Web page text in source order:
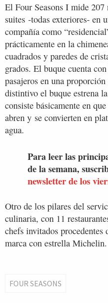
El Four Seasons I mide
suites -todas exteriores- en
compañía como
prácticamente en la
cuadrados y paredes de
grados. El buque cuenta
pasajeros en una
distintivo el buque estrena
consiste básicamente en
abren y se convierten en
agua.
Para leer las
de la semana,
newsletter de los
Otro de los pilares del
culinaria, con 11
chefs invitados procedentes
marca con estrella Michelin.
FOUR SEASONS